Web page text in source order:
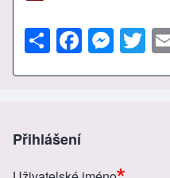
S
h
ar
F
a
c
o
M
e
ss
g
T
wi
tt
Přihlášení